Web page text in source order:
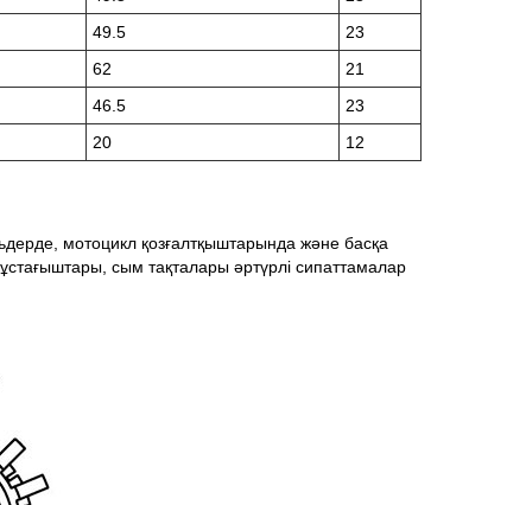
49.5
23
62
21
46.5
23
20 12
мотоцикл қозғалтқыштарында және басқа
сым тақталары әртүрлі сипаттамалар